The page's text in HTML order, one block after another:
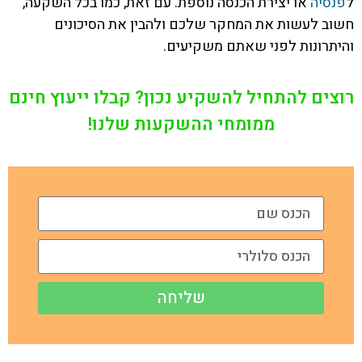
חשוב לעשות את המחקר שלכם ולהבין את הסיכונים
והיתרונות לפני שאתם משקיעים.
רוצים להתחיל להשקיע נכון? קבלו ייעוץ חינם
ממומחי ההשקעות שלנו!
שליחה